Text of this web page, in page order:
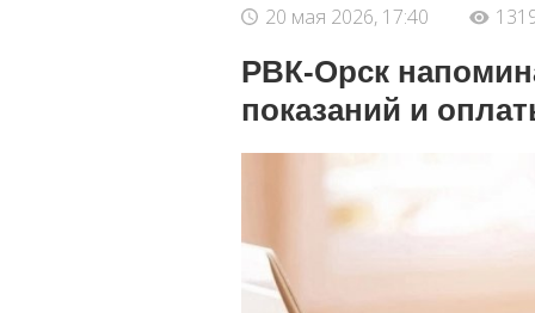
20 мая 2026, 17:40
РВК-Орск
показаний и